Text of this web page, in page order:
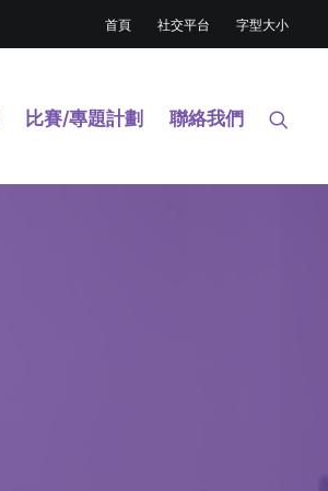
首頁 社交平台 字型大小
比賽/專題計劃 聯絡我們